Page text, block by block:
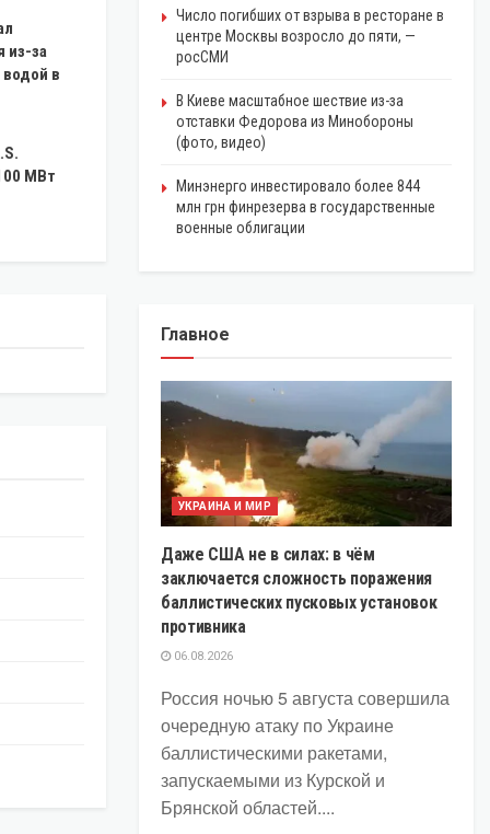
из-за
водой в
МВт
Число погибших от взрыва в ресторане в
центре Москвы возросло до пяти, —
росСМИ
В Киеве масштабное шествие из-за
отставки Федорова из Минобороны
(фото, видео)
Минэнерго инвестировало более 844
млн грн финрезерва в государственные
военные облигации
Главное
УКРАИНА И МИР
Даже США не в силах: в чём
заключается сложность поражения
баллистических пусковых установок
противника
06.08.2026
Россия ночью 5 августа совершила
очередную атаку по Украине
баллистическими ракетами,
запускаемыми из Курской и
Брянской областей....